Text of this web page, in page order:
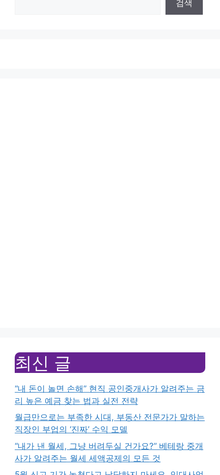
검색
최신 글
“내 돈이 놀면 손해” 현직 공인중개사가 알려주는 금
리 높은 예금 찾는 법과 실전 전략
월급만으로는 부족한 시대, 부동산 전문가가 말하는
직장인 부업의 ‘진짜’ 수익 모델
“내가 낸 월세, 그냥 버려두실 건가요?” 베테랑 중개
사가 알려주는 월세 세액공제의 모든 것